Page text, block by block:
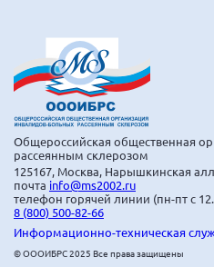
Общероссийская общественная
рассеянным склерозом
125167, Москва, Нарышкинская
почта info@ms2002.ru
телефон горячей линии (пн-пт с
8 (800) 500-82-66
Информационно-техническая
© ОООИБРС 2025 Все права защищены